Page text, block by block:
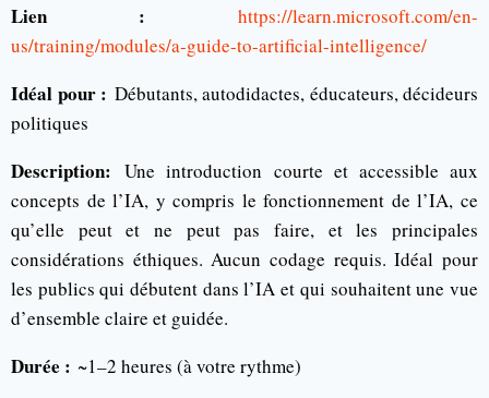
Lien :
https://learn.microsoft.com/en-
us/training/modules/a-guide-to-artificial-intelligence/
Idéal pour : Débutants, autodidactes, éducateurs, décideurs
politiques
Description: Une introduction courte et accessible aux
concepts de l’IA, y compris le fonctionnement de l’IA, ce
qu’elle peut et ne peut pas faire, et les principales
considérations éthiques. Aucun codage requis. Idéal pour
les publics qui débutent dans l’IA et qui souhaitent une vue
d’ensemble claire et guidée.
Durée : ~1–2 heures (à votre rythme)